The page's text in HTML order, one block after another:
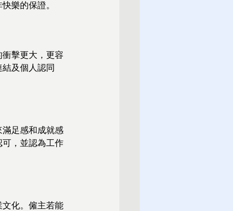
樂的保證。
擊更大，更容
及個人認同
足感和成就感
，並認為工作
化。僱主若能